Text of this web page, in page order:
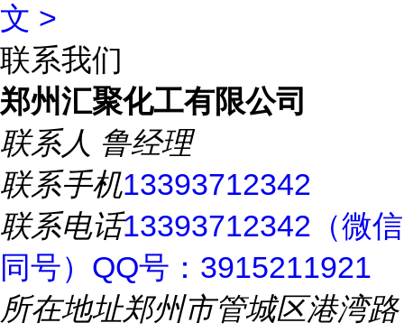
文 >
联系我们
郑州汇聚化工有限公司
联系人 鲁经理
联系手机13393712342
联系电话13393712342（微信
同号）QQ号：3915211921
所在地址郑州市管城区港湾路